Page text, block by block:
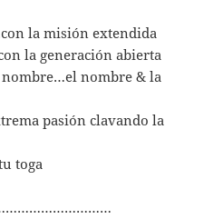
la misión extendida
generación abierta
nombre & la
pasión clavando la
toga